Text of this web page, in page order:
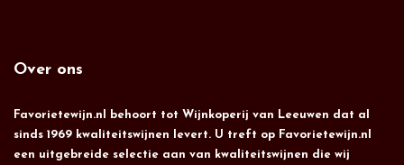
Over ons
Favorietewijn.nl behoort tot Wijnkoperij van Leeuwen dat al
sinds 1969 kwaliteitswijnen levert. U treft op Favorietewijn.nl
een uitgebreide selectie aan van kwaliteitswijnen die wij